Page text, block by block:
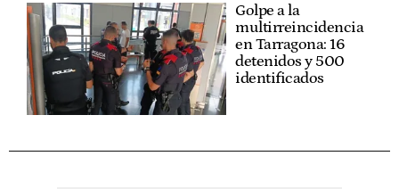
Golpe a la
multirreincidencia
en Tarragona: 16
detenidos y 500
identificados